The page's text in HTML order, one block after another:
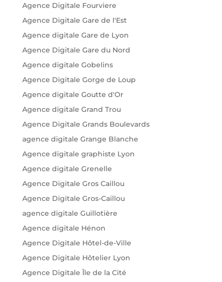
Agence Digitale Fourviere
Agence Digitale Gare de l'Est
Agence digitale Gare de Lyon
Agence Digitale Gare du Nord
Agence digitale Gobelins
Agence Digitale Gorge de Loup
Agence digitale Goutte d'Or
Agence digitale Grand Trou
Agence Digitale Grands Boulevards
agence digitale Grange Blanche
Agence digitale graphiste Lyon
Agence digitale Grenelle
Agence Digitale Gros Caillou
Agence Digitale Gros-Caillou
agence digitale Guillotière
Agence digitale Hénon
Agence Digitale Hôtel-de-Ville
Agence Digitale Hôtelier Lyon
Agence Digitale Île de la Cité